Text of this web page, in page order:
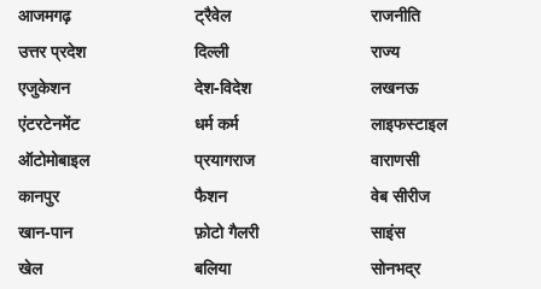
आजमगढ़
उत्तर प्रदेश
एजुकेशन
एंटरटेनमेंट
ऑटोमोबाइल
कानपुर
खान-पान
खेल
ट्रैवेल
दिल्ली
देश-विदेश
धर्म कर्म
प्रयागराज
फैशन
फ़ोटो गैलरी
बलिया
राजनीति
राज्य
लखनऊ
लाइफस्टाइल
वाराणसी
वेब सीरीज
साइंस
सोनभद्र